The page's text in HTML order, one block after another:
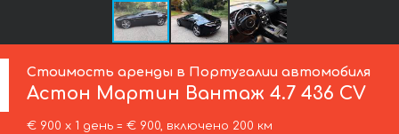
Стоимость аренды в Португалии автомобиля
Астон Мартин Вантаж 4.7 436 CV
€ 900 х 1 день = € 900, включено 200 км